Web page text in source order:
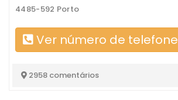
4485-592 Porto
Ver número de telefone
2958 comentários